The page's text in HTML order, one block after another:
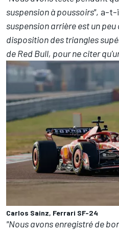
suspension à poussoirs", a-t-
suspension arrière est un
disposition des triangles
de Red Bull, pour ne citer
Carlos Sainz, Ferrari SF-24
"Nous avons enregistré de